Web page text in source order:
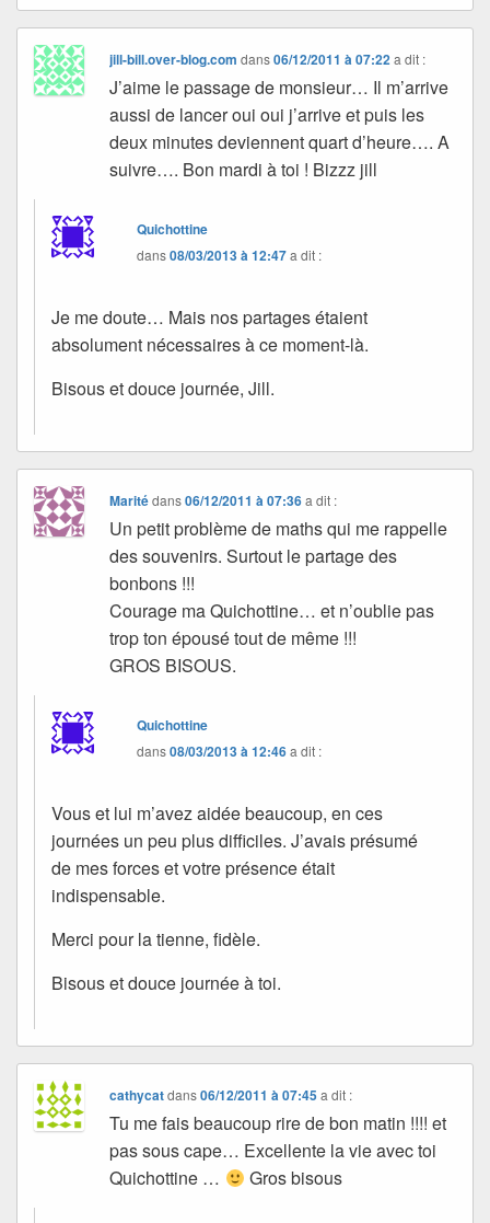
jill-bill.over-blog.com dans06/12/2011 à 07:22 a dit :
J’aime le passage de monsieur… Il m’arrive
aussi de lancer oui oui j’arrive et puis les
deux minutes deviennent quart d’heure…. A
suivre…. Bon mardi à toi ! Bizzz jill
Quichottine
dans08/03/2013 à 12:47a dit :
Je me doute… Mais nos partages étaient
absolument nécessaires à ce moment-là.
Bisous et douce journée, Jill.
Maritédans06/12/2011 à 07:36 a dit :
Un petit problème de maths qui me rappelle
des souvenirs. Surtout le partage des
bonbons !!!
Courage ma Quichottine… et n’oublie pas
trop ton épousé tout de même !!!
GROS BISOUS.
Quichottine
dans08/03/2013 à 12:46a dit :
Vous et lui m’avez aidée beaucoup, en ces
journées un peu plus difficiles. J’avais présumé
de mes forces et votre présence était
indispensable.
Merci pour la tienne, fidèle.
Bisous et douce journée à toi.
cathycatdans06/12/2011 à 07:45 a dit :
Tu me fais beaucoup rire de bon matin !!!! et
pas sous cape… Excellente la vie avec toi
Quichottine …
Gros bisous